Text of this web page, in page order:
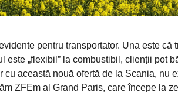
pentru transportator. Una este
este „flexibil” la combustibil, clienții pot
cu această nouă ofertă de la Scania, nu
ZFEm al Grand Paris, care începe la